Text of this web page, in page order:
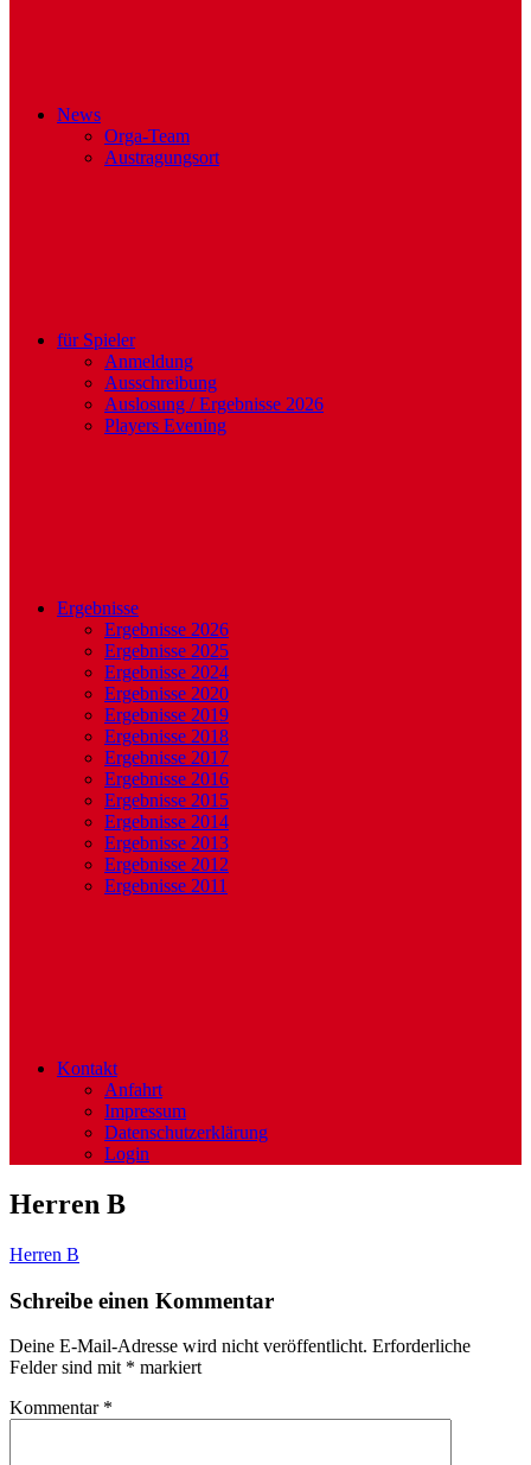
News
Orga-Team
Austragungsort
für Spieler
Anmeldung
Ausschreibung
Auslosung / Ergebnisse 2026
Players Evening
Ergebnisse
Ergebnisse 2026
Ergebnisse 2025
Ergebnisse 2024
Ergebnisse 2020
Ergebnisse 2019
Ergebnisse 2018
Ergebnisse 2017
Ergebnisse 2016
Ergebnisse 2015
Ergebnisse 2014
Ergebnisse 2013
Ergebnisse 2012
Ergebnisse 2011
Kontakt
Anfahrt
Impressum
Datenschutzerklärung
Login
Herren B
Herren B
Schreibe einen Kommentar
Deine E-Mail-Adresse wird nicht veröffentlicht. Erforderliche
Felder sind mit * markiert
Kommentar *